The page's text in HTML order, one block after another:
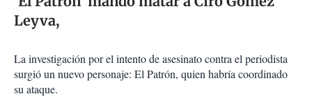
Leyva,
La investigación por el intento de asesinato contra el periodista
surgió un nuevo personaje: El Patrón, quien habría coordinado
su ataque.